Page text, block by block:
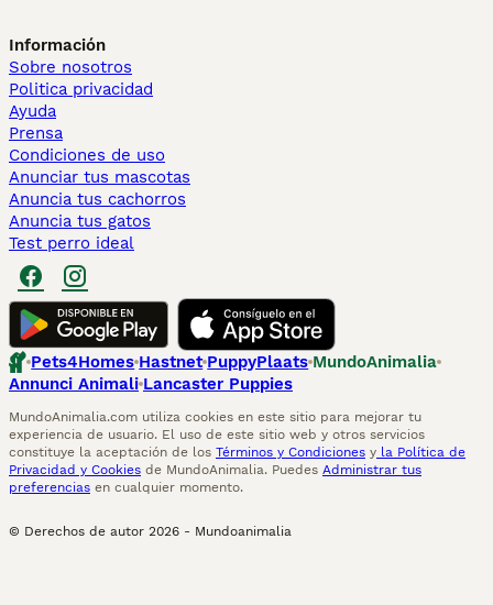
Información
Sobre nosotros
Politica privacidad
Ayuda
Prensa
Condiciones de uso
Anunciar tus mascotas
Anuncia tus cachorros
Anuncia tus gatos
Test perro ideal
Pets4Homes Hastnet PuppyPlaats MundoAnimalia
Annunci Animali Lancaster Puppies
MundoAnimalia.com utiliza cookies en este sitio para mejorar tu
experiencia de usuario. El uso de este sitio web y otros servicios
constituye la aceptación de los Términos y Condiciones y la Política de
Privacidad y Cookies de MundoAnimalia. Puedes Administrar tus
preferencias en cualquier momento.
© Derechos de autor 2026 - Mundoanimalia